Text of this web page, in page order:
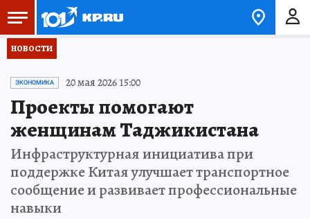
НОВОСТИ
ЭКОНОМИКА 20 мая 2026 15:00
Проекты помогают
женщинам Таджикистана
Инфраструктурная инициатива при
поддержке Китая улучшает транспортное
сообщение и развивает профессиональные
навыки